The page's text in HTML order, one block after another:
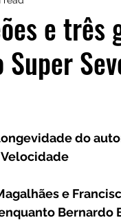
e
do
e
Bernardo